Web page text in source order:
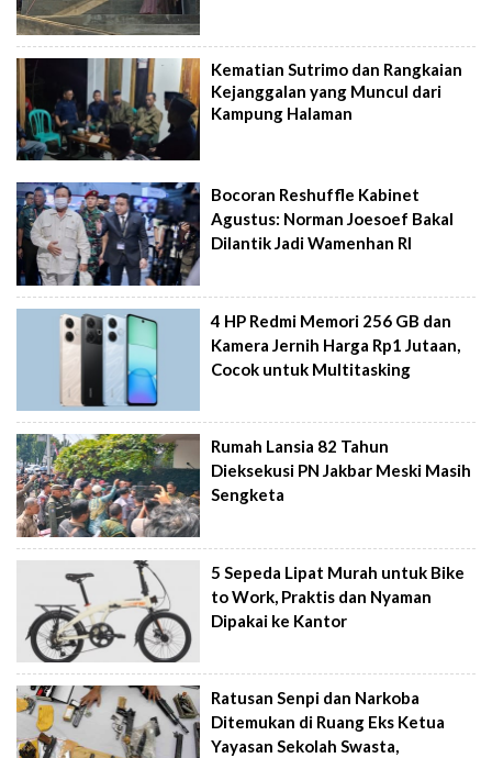
Kematian Sutrimo dan Rangkaian
Kejanggalan yang Muncul dari
Kampung Halaman
Bocoran Reshuffle Kabinet
Agustus: Norman Joesoef Bakal
Dilantik Jadi Wamenhan RI
4 HP Redmi Memori 256 GB dan
Kamera Jernih Harga Rp1 Jutaan,
Cocok untuk Multitasking
Rumah Lansia 82 Tahun
Dieksekusi PN Jakbar Meski Masih
Sengketa
5 Sepeda Lipat Murah untuk Bike
to Work, Praktis dan Nyaman
Dipakai ke Kantor
Ratusan Senpi dan Narkoba
Ditemukan di Ruang Eks Ketua
Yayasan Sekolah Swasta,